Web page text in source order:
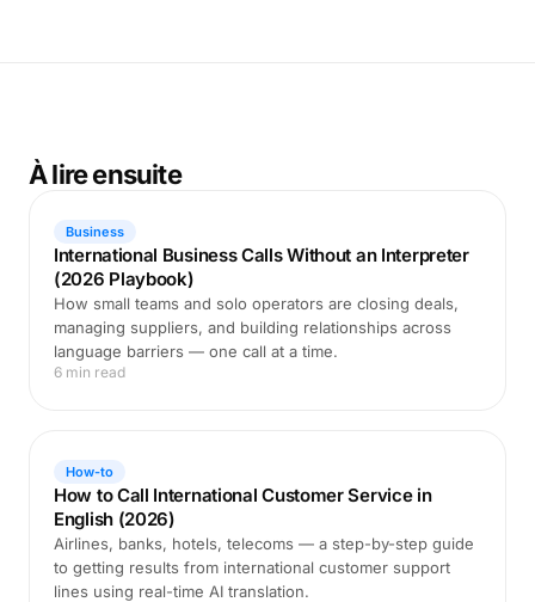
À lire ensuite
Business
International Business Calls Without an Interpreter
(2026 Playbook)
How small teams and solo operators are closing deals,
managing suppliers, and building relationships across
language barriers — one call at a time.
6 min read
How-to
How to Call International Customer Service in
English (2026)
Airlines, banks, hotels, telecoms — a step-by-step guide
to getting results from international customer support
lines using real-time AI translation.